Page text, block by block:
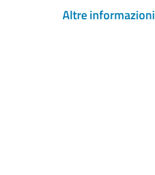
Altre informazioni